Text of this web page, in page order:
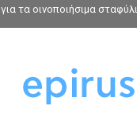
τα οινοποιήσιμα